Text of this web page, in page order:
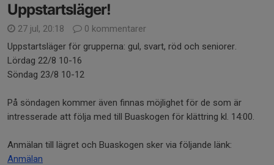
Uppstartsläger!
27 jul, 20:18
0 kommentarer
Uppstartsläger för grupperna: gul, svart, röd och seniorer.
Lördag 22/8 10-16
Söndag 23/8 10-12
På söndagen kommer även finnas möjlighet för de som är
intresserade att följa med till Buaskogen för klättring kl. 14:00.
Anmälan till lägret och Buaskogen sker via följande länk:
Anmälan